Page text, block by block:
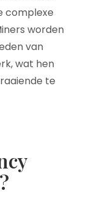
complexe
worden
van
wat hen
te